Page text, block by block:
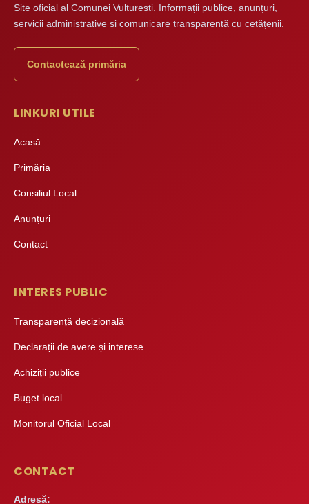
Site oficial al Comunei Vulturești. Informații publice, anunțuri,
servicii administrative și comunicare transparentă cu cetățenii.
Contactează primăria
LINKURI UTILE
Acasă
Primăria
Consiliul Local
Anunțuri
Contact
INTERES PUBLIC
Transparență decizională
Declarații de avere și interese
Achiziții publice
Buget local
Monitorul Oficial Local
CONTACT
Adresă: